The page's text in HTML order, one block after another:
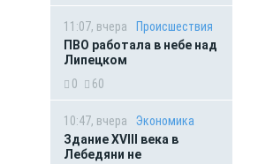
11:07, вчера
Происшествия
ПВО работала в небе над
Липецком
0
60
10:47, вчера
Экономика
Здание XVIII века в
Лебедяни не